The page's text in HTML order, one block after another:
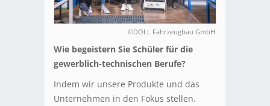
©DOLL Fahrzeugbau GmbH
Wie begeistern Sie Schüler für die
gewerblich-technischen Berufe?
Indem wir unsere Produkte und das
Unternehmen in den Fokus stellen.